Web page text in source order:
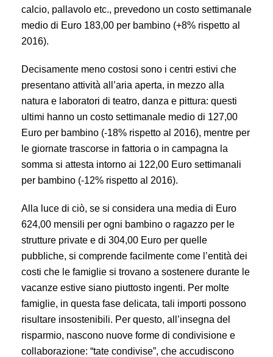
calcio, pallavolo etc., prevedono un costo settimanale
medio di Euro 183,00 per bambino (+8% rispetto al
2016).
Decisamente meno costosi sono i centri estivi che
presentano attività all’aria aperta, in mezzo alla
natura e laboratori di teatro, danza e pittura: questi
ultimi hanno un costo settimanale medio di 127,00
Euro per bambino (-18% rispetto al 2016), mentre per
le giornate trascorse in fattoria o in campagna la
somma si attesta intorno ai 122,00 Euro settimanali
per bambino (-12% rispetto al 2016).
Alla luce di ciò, se si considera una media di Euro
624,00 mensili per ogni bambino o ragazzo per le
strutture private e di 304,00 Euro per quelle
pubbliche, si comprende facilmente come l’entità dei
costi che le famiglie si trovano a sostenere durante le
vacanze estive siano piuttosto ingenti. Per molte
famiglie, in questa fase delicata, tali importi possono
risultare insostenibili. Per questo, all’insegna del
risparmio, nascono nuove forme di condivisione e
collaborazione: “tate condivise”, che accudiscono